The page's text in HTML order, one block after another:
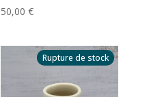
50,00€
Rupture de stock